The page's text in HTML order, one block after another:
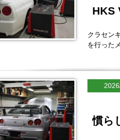
HKS
クラセン
を行った
慣ら